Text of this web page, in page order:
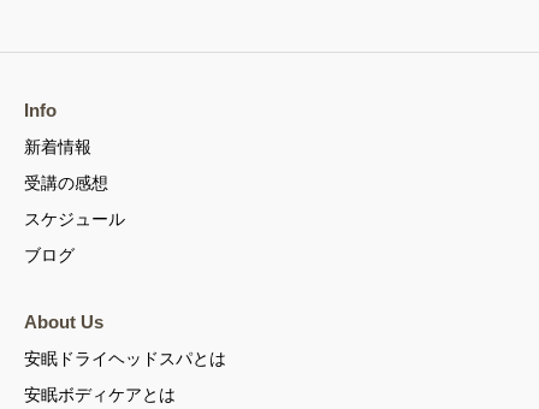
Info
新着情報
受講の感想
スケジュール
ブログ
About Us
安眠ドライヘッドスパとは
安眠ボディケアとは